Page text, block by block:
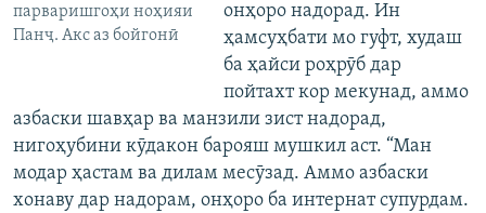
парваришгоҳи ноҳияи
Панҷ. Акс аз бойгонӣ
онҳоро надорад. Ин
ҳамсуҳбати мо гуфт, худаш
ба ҳайси роҳрӯб дар
пойтахт кор мекунад, аммо
азбаски шавҳар ва манзили зист надорад,
нигоҳубини кӯдакон барояш мушкил аст. “Ман
модар ҳастам ва дилам месӯзад. Аммо азбаски
хонаву дар надорам, онҳоро ба интернат супурдам.